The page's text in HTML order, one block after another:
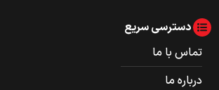
دسترسی سریع
تماس با ما
درباره ما